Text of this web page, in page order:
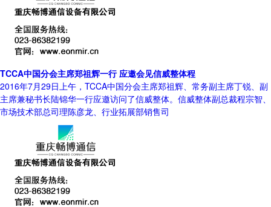
TCCA中国分会主席郑祖辉一行 应邀会见信威整体程
2016年7月29日上午，TCCA中国分会主席郑祖辉、常务副主席丁锐、副
主席兼秘书长陆锦华一行应邀访问了信威整体。信威整体副总裁程宗智、
市场技术部总司理陈彦龙、行业拓展部销售司